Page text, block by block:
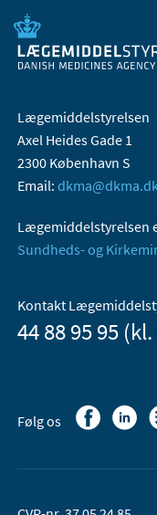
Lægemiddelstyrelsen
Axel Heides Gade 1
2300 København S
Email:
Lægemiddelstyrelsen
Sundheds- og
Kontakt
44 88 95 95
Følg os